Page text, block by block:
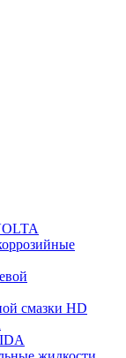
смазки HD